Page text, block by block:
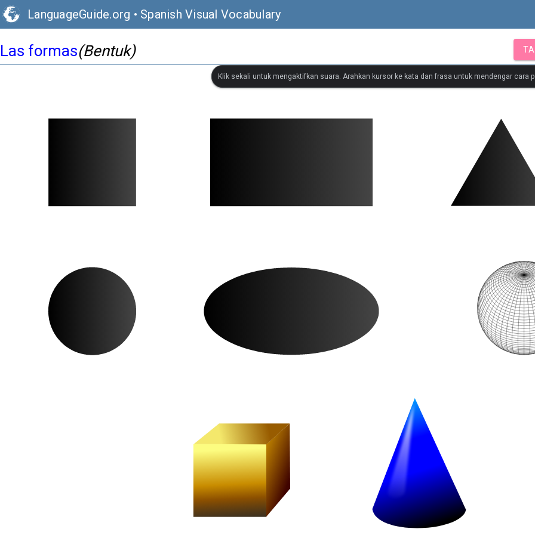
LanguageGuide.org • Spanish Visual Vocabulary
Las formas(Bentuk)
Klik sekali untuk mengaktifkan suara. Arahkan kursor ke kata dan frasa untuk mendengar cara